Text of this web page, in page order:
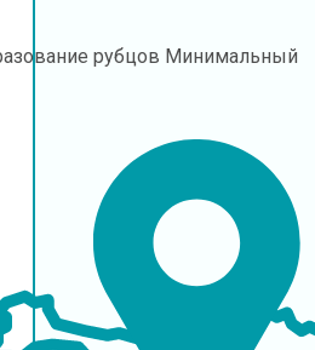
рубцов Минимальный